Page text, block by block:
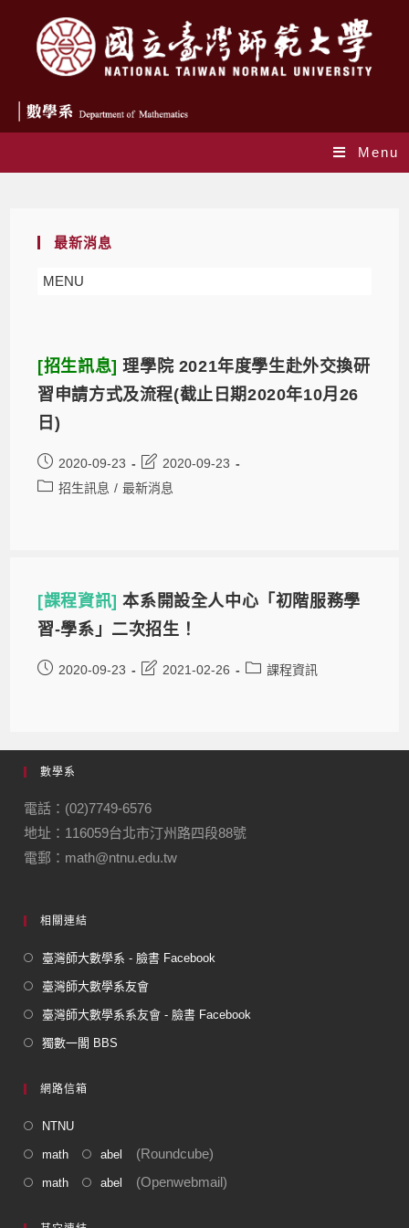
Menu
最新消息
MENU
[招生訊息]理學院 2021年度學生赴外交換研
習申請方式及流程(截止日期2020年10月26
日)
2020-09-23
2020-09-23
招生訊息 / 最新消息
[課程資訊] 本系開設全人中心「初階服務學
習-學系」二次招生！
2020-09-23 2021-02-26 課程資訊
數學系
電話：(02)7749-6576
地址：116059台北市汀州路四段88號
電郵：math@ntnu.edu.tw
相關連結
臺灣師大數學系 - 臉書 Facebook
臺灣師大數學系友會
臺灣師大數學系系友會 - 臉書 Facebook
獨數一閣 BBS
網路信箱
NTNU
math abel (Roundcube)
math abel (Openwebmail)